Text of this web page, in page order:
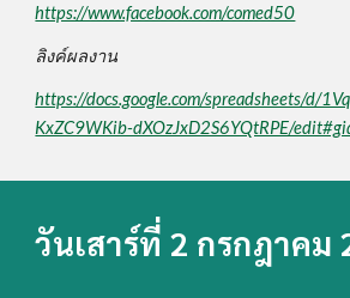
https://www.facebook.com/comed50
ลิงค์ผลงาน
https://docs.google.com/spreadsheets/d/
KxZC9WKib-dXOzJxD2S6YQtRPE/
วันเสาร์ที่ 2 กรกฎาคม